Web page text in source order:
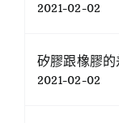
2021-02-02
矽膠跟橡膠
2021-02-02